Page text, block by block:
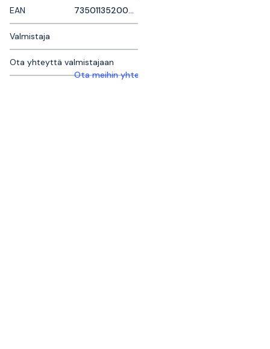
EAN
Valmistaja
Ota yhteyttä valmistajaan
Ota meihin yhteyttä saadaksesi lisätietoja